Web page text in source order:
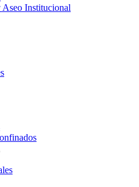
Institucional